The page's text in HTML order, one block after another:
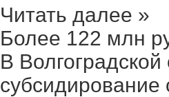
Читать далее »
Более 122 млн
В